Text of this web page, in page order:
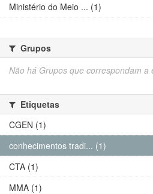
Ministério do Meio ... (1)
Grupos
Não há Grupos que correspondam a
Etiquetas
CGEN (1)
conhecimentos tradi... (1)
CTA (1)
MMA (1)